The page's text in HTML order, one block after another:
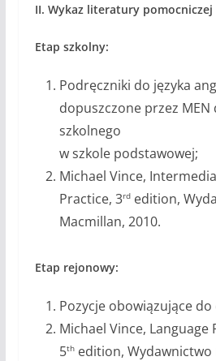
II. Wykaz literatury
Etap szkolny:
Podręczniki do języka
dopuszczone przez MEN
szkolnego
w szkole podstawowej;
Michael Vince,
Practice, 3rdedition,
Macmillan, 2010.
Etap rejonowy:
Pozycje obowiązujące
Michael Vince, Language
5thedition, Wydawnictwo